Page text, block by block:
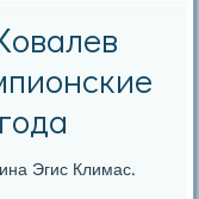
Эгис Климас.